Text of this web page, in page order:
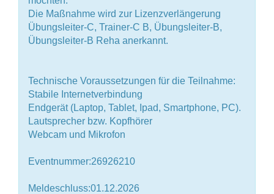
Die Maßnahme wird zur Lizenzverlängerung
Übungsleiter-C, Trainer-C B, Übungsleiter-B,
Übungsleiter-B Reha anerkannt.
Technische Voraussetzungen für die Teilnahme:
Stabile Internetverbindung
Endgerät (Laptop, Tablet, Ipad, Smartphone, PC).
Lautsprecher bzw. Kopfhörer
Webcam und Mikrofon
Eventnummer:26926210
Meldeschluss:01.12.2026